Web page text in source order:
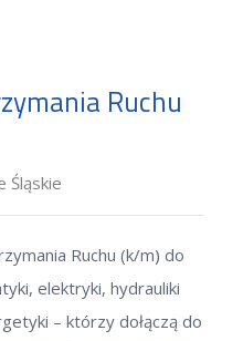
Ruchu
Śląskie
Ruchu (k/m) do
elektryki, hydrauliki
– którzy dołączą do